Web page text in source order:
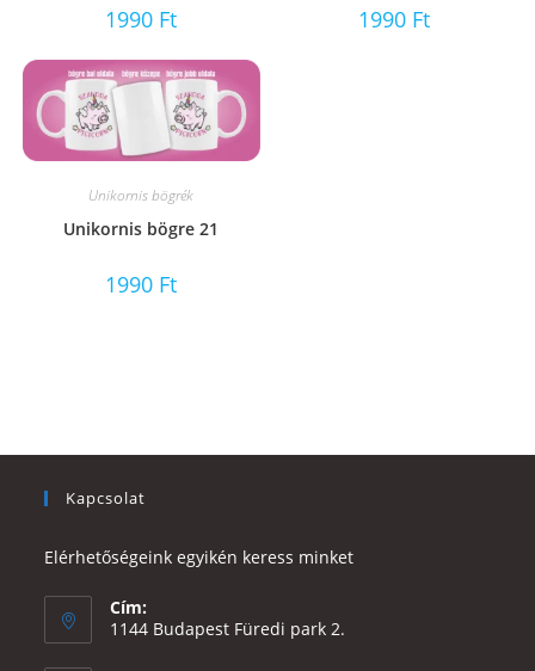
1990 Ft 1990 Ft
Unikornis bögrék
Unikornis bögre 21
1990 Ft
Kapcsolat
Elérhetőségeink egyikén keress minket
Cím:
1144 Budapest Füredi park 2.